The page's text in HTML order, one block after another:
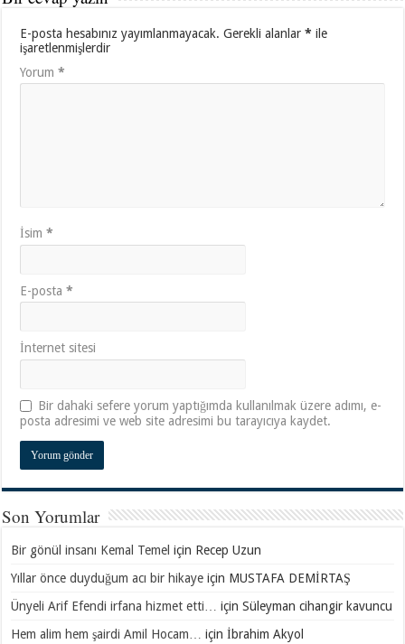
E-posta hesabınız yayımlanmayacak. Gerekli alanlar* ile
işaretlenmişlerdir
Yorum*
İsim*
E-posta*
İnternet sitesi
Bir dahaki sefere yorum yaptığımda kullanılmak üzere adımı, e-
posta adresimi ve web site adresimi bu tarayıcıya kaydet.
Son Yorumlar
Bir gönül insanı Kemal Temel için Recep Uzun
Yıllar önce duyduğum acı bir hikaye için MUSTAFA DEMİRTAŞ
Ünyeli Arif Efendi irfana hizmet etti…
içinSüleyman cihangir kavuncu
Hem alim hem şairdi Amil Hocam…
içinİbrahim Akyol